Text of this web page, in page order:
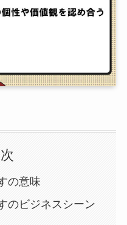
の意味
のビジネスシーン